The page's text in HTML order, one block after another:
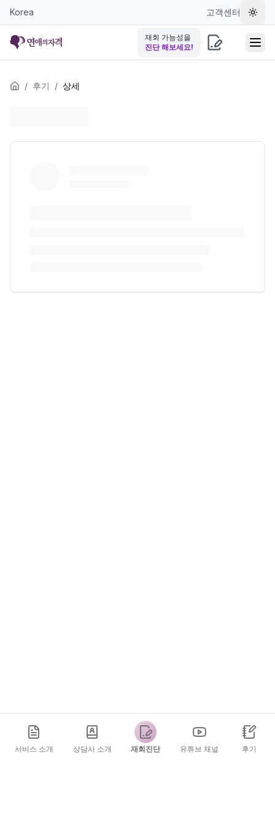
Korea 고객센터 테마
재회 가능성을
진단 해보세요!
/ 후기 / 상세
서비스 소개 상담사 소개 재회진단 유튜브 채널 후기